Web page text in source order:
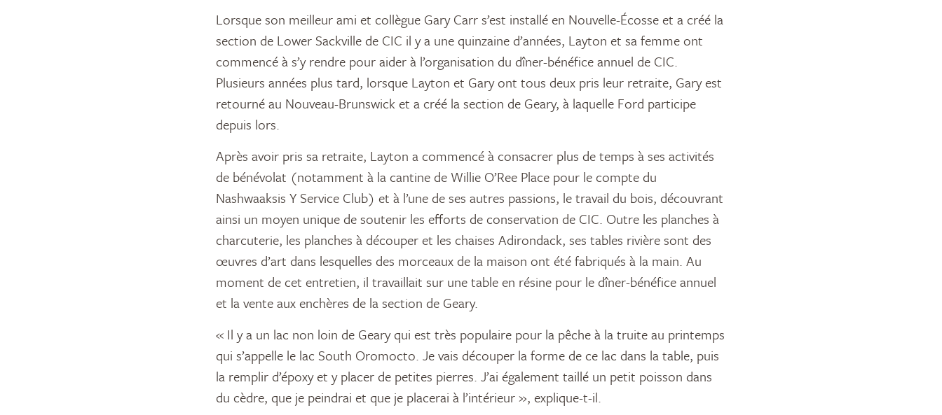
Lorsque son meilleur ami et collègue Gary Carr s’est installé en Nouvelle-Écosse et a créé la
section de Lower Sackville de CIC il y a une quinzaine d’années, Layton et sa femme ont
commencé à s’y rendre pour aider à l’organisation du dîner-bénéfice annuel de CIC.
Plusieurs années plus tard, lorsque Layton et Gary ont tous deux pris leur retraite, Gary est
retourné au Nouveau-Brunswick et a créé la section de Geary, à laquelle Ford participe
depuis lors.
Après avoir pris sa retraite, Layton a commencé à consacrer plus de temps à ses activités
de bénévolat (notamment à la cantine de Willie O’Ree Place pour le compte du
Nashwaaksis Y Service Club) et à l’une de ses autres passions, le travail du bois, découvrant
ainsi un moyen unique de soutenir les efforts de conservation de CIC. Outre les planches à
charcuterie, les planches à découper et les chaises Adirondack, ses tables rivière sont des
œuvres d’art dans lesquelles des morceaux de la maison ont été fabriqués à la main. Au
moment de cet entretien, il travaillait sur une table en résine pour le dîner-bénéfice annuel
et la vente aux enchères de la section de Geary.
« Il y a un lac non loin de Geary qui est très populaire pour la pêche à la truite au printemps
qui s’appelle le lac South Oromocto. Je vais découper la forme de ce lac dans la table, puis
la remplir d’époxy et y placer de petites pierres. J’ai également taillé un petit poisson dans
du cèdre, que je peindrai et que je placerai à l’intérieur », explique-t-il.